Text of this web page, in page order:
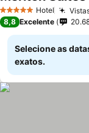
5 Estrelas Hotel
8,8 Excelente
Selecione as
exatos.